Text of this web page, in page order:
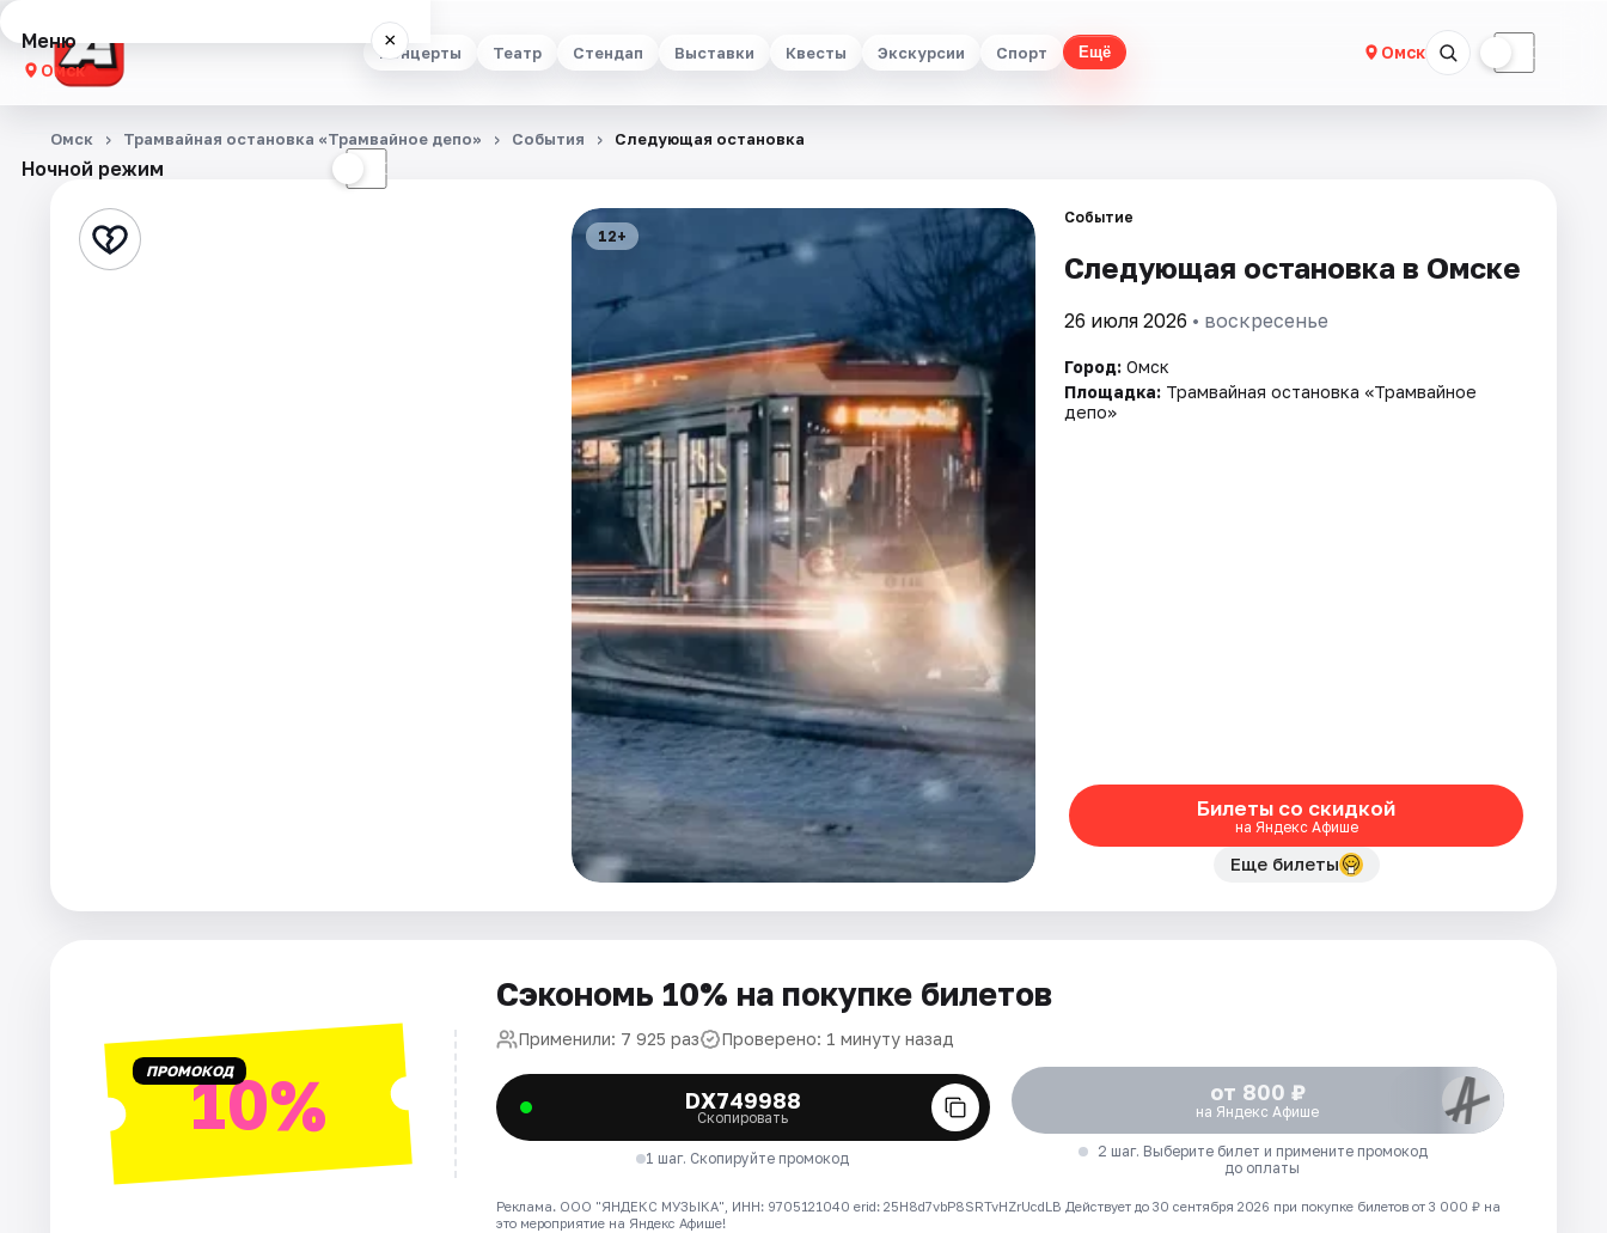
Концерты Театр Стендап Выставки Квесты Экскурсии Спорт Ещё Омск ☾
Меню ×
Омск
Концерты
Стендап
Ночной режим ☾
Омск Трамвайная остановка «Трамвайное депо» События Следующая остановка
12+
Событие
Следующая остановка в Омске
26 июля 2026 • воскресенье
Город: Омск
Площадка: Трамвайная остановка «Трамвайное
депо»
Билеты со скидкой
на Яндекс Афише
Еще билеты
ПРОМОКОД10%
Сэкономь 10% на покупке билетов
Применили: 7 925 раз Проверено: 1 минуту назад
DX749988
Скопировать
1 шаг. Скопируйте промокод
от 800 ₽
на Яндекс Афише
2 шаг. Выберите билет и примените промокод
до оплаты
Реклама. ООО "ЯНДЕКС МУЗЫКА", ИНН: 9705121040 erid: 25H8d7vbP8SRTvHZrUcdLB Действует до 30 сентября 2026 при покупке билетов от 3 000 ₽ на
это мероприятие на Яндекс Афише!